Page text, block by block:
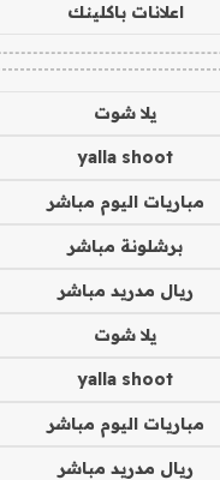
اعلانات باكلينك
يلا شوت
yalla shoot
مباريات اليوم مباشر
برشلونة مباشر
ريال مدريد مباشر
يلا شوت
yalla shoot
مباريات اليوم مباشر
ريال مدريد مباشر